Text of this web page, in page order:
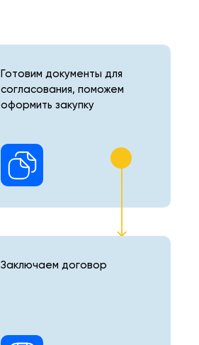
Готовим документы для
согласования, поможем
оформить закупку
Заключаем договор